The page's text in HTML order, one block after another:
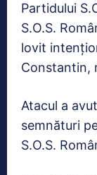
Partidului
S.O.S.
lovit
Constantin,
Atacul a
semnături
S.O.S.